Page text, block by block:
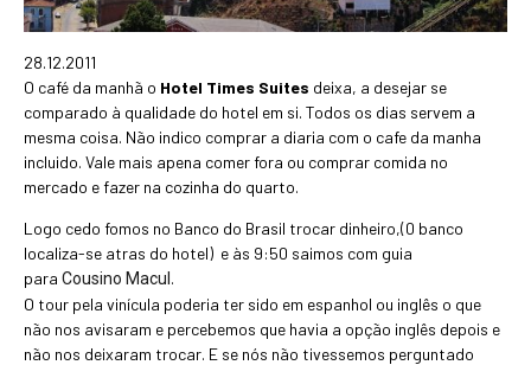
28.12.2011
O café da manhã o Hotel Times Suites deixa, a desejar se
comparado à qualidade do hotel em si. Todos os dias servem a
mesma coisa. Não indico comprar a diaria com o cafe da manha
incluido. Vale mais apena comer fora ou comprar comida no
mercado e fazer na cozinha do quarto.
Logo cedo fomos no Banco do Brasil trocar dinheiro,(0 banco
localiza-se atras do hotel) e às 9:50 saimos com guia
para Cousino Macul .
O tour pela vinícula poderia ter sido em espanhol ou inglês o que
não nos avisaram e percebemos que havia a opção inglês depois e
não nos deixaram trocar. E se nós não tivessemos perguntado